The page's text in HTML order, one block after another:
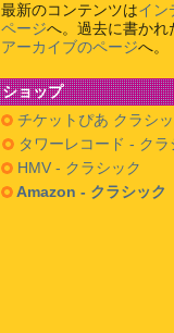
最新のコンテンツはイン
ページへ。過去に書かれ
アーカイブのページへ。
ショップ
チケットぴあ クラシ
タワーレコード - クラ
HMV - クラシック
Amazon - クラシック